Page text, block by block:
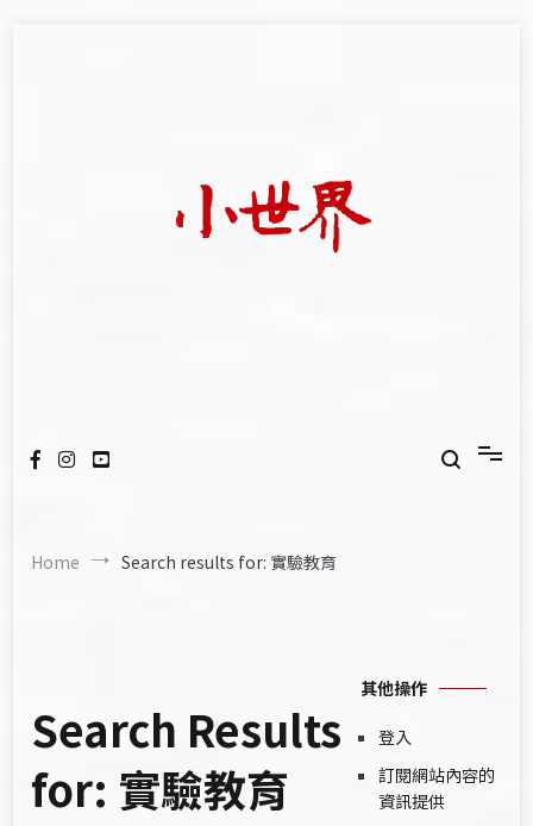
Home Search results for: 實驗教育
Search Results
for: 實驗教育
其他操作
登入
訂閱網站內容的
資訊提供